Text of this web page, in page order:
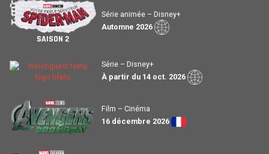
SAISON 2
Série animée – Disney+
Automne 2026
Série – Disney+
À partir du 14 oct. 2026
Film – Cinéma
16 décembre 2026